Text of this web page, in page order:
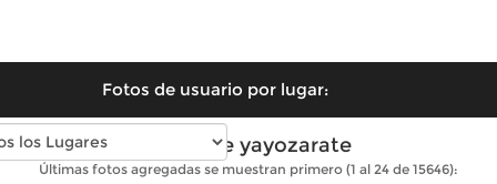
Fotos de usuario por lugar:
Fotos de yayozarate
Últimas fotos agregadas se muestran primero (1 al 24 de 15646):